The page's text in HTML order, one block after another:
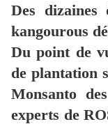
Des dizaines
kangourous
Du point de
de plantation
Monsanto
experts de